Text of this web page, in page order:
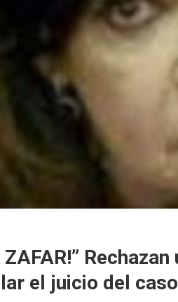
ZAFAR!”
el juicio del